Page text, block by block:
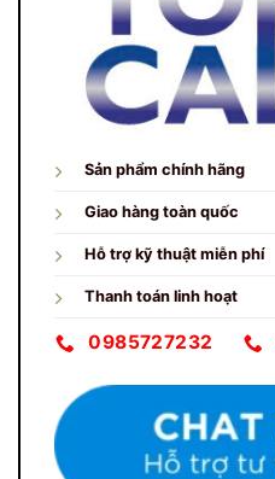
Sản phẩm chính hãng
Giao hàng toàn quốc
Hỗ trợ kỹ thuật miễn phí
Thanh toán linh hoạt
0985727232